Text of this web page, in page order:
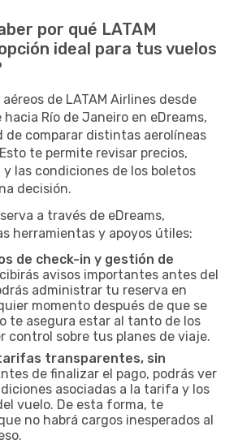
por qué LATAM
ideal para tus vuelos
de LATAM Airlines desde
Río de Janeiro en eDreams,
de comparar distintas aerolíneas
te permite revisar precios,
y las condiciones de los boletos
decisión.
a través de eDreams,
herramientas y apoyos útiles:
de check-in y gestión de
avisos importantes antes del
administrar tu reserva en
momento después de que se
te asegura estar al tanto de los
control sobre tus planes de viaje.
transparentes, sin
de finalizar el pago, podrás ver
asociadas a la tarifa y los
vuelo. De esta forma, te
no habrá cargos inesperados al